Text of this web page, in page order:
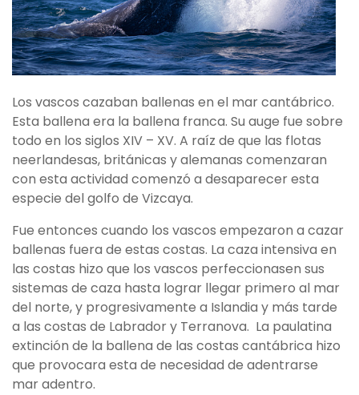
Los vascos cazaban ballenas en el mar cantábrico.
Esta ballena era la ballena franca. Su auge fue sobre
todo en los siglos XIV – XV. A raíz de que las flotas
neerlandesas, británicas y alemanas comenzaran
con esta actividad comenzó a desaparecer esta
especie del golfo de Vizcaya.
Fue entonces cuando los vascos empezaron a cazar
ballenas fuera de estas costas. La caza intensiva en
las costas hizo que los vascos perfeccionasen sus
sistemas de caza hasta lograr llegar primero al mar
del norte, y progresivamente a Islandia y más tarde
a las costas de Labrador y Terranova. La paulatina
extinción de la ballena de las costas cantábrica hizo
que provocara esta de necesidad de adentrarse
mar adentro.